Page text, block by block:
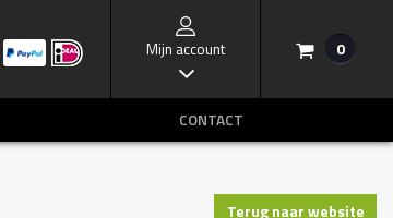
Mijn account
I
/ 0
CONTACT
Terug naar website